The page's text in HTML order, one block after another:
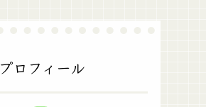
プロフィール